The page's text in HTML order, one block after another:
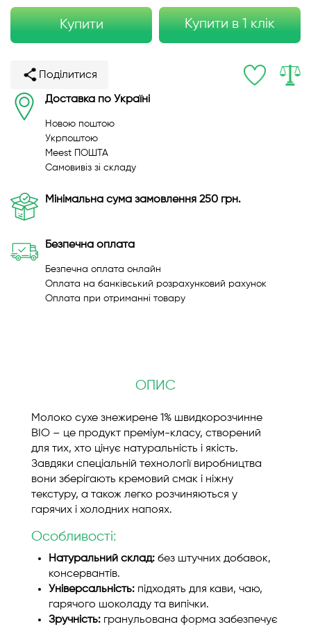
Купити Купити в 1 клік
Поділитися
Доставка по Україні
Новою поштою
Укрпоштою
Meest ПОШТА
Самовивіз зі складу
Мінімальна сума замовлення 250 грн.
Безпечна оплата
Безпечна оплата онлайн
Оплата на банківський розрахунковий рахунок
Оплата при отриманні товару
ОПИС
Молоко сухе знежирене 1% швидкорозчинне
BIO – це продукт преміум-класу, створений
для тих, хто цінує натуральність і якість.
Завдяки спеціальній технології виробництва
вони зберігають кремовий смак і ніжну
текстуру, а також легко розчиняються у
гарячих і холодних напоях.
Особливості:
Натуральний склад: без штучних добавок,
консервантів.
Універсальність: підходять для кави, чаю,
гарячого шоколаду та випічки.
Зручність: гранульована форма забезпечує